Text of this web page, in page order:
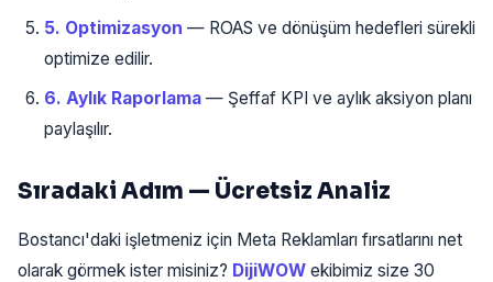
5. Optimizasyon — ROAS ve dönüşüm hedefleri sürekli
optimize edilir.
6. Aylık Raporlama — Şeffaf KPI ve aylık aksiyon planı
paylaşılır.
Sıradaki Adım — Ücretsiz Analiz
Bostancı'daki işletmeniz için Meta Reklamları fırsatlarını net
olarak görmek ister misiniz? DijiWOW ekibimiz size 30